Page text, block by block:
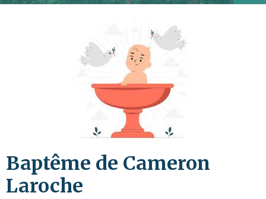
Baptême de Cameron
Laroche